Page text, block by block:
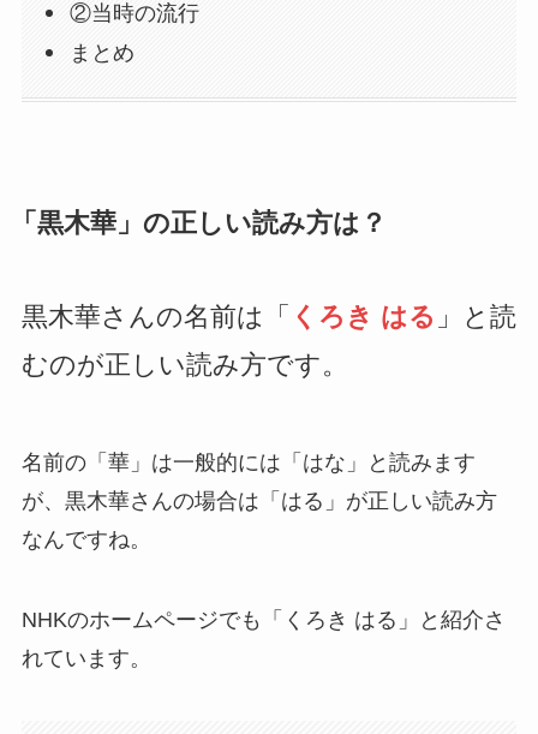
②当時の流行
まとめ
「黒木華」の正しい読み方は？
黒木華さんの名前は「 くろき はる 」と読
むのが正しい読み方です。
名前の「華」は一般的には「はな」と読みます
が、黒木華さんの場合は「はる」が正しい読み方
なんですね。
NHKのホームページでも「くろき はる」と紹介さ
れています。